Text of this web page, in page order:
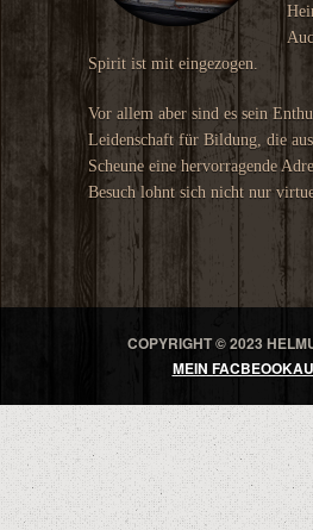
Spirit ist mit eingezogen.
Vor allem aber sind es sein
Leidenschaft für Bildung, die
Scheune eine hervorragende
Besuch lohnt sich nicht nur
COPYRIGHT © 2023
MEIN